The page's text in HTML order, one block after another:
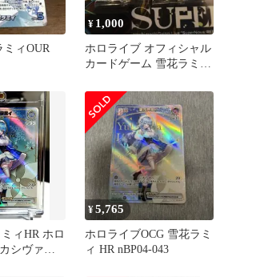
ミィOUR
¥ 1,000
ホロライブ オフィシャル
カードゲーム 雪花ラミィ
ィHR ホロ
シヴァー
¥5,765
ホロライブOCG 雪花ラミ
ィ HR nBP04-043